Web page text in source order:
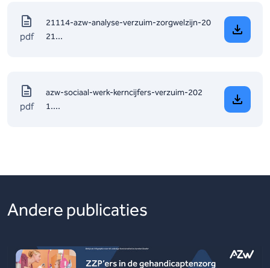
pdf
21114-azw-analyse-verzuim-zorgwelzijn-20
21...
pdf
azw-sociaal-werk-kerncijfers-verzuim-202
1....
Andere publicaties